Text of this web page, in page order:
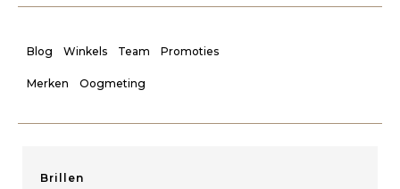
Blog Winkels Team Promoties
Merken Oogmeting
Brillen